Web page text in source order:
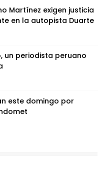
Martínez exigen justicia
en la autopista Duarte
un periodista peruano
este domingo por